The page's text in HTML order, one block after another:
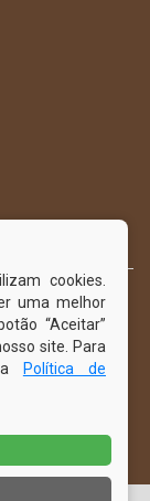
cookies.
uma melhor
“Aceitar”
site. Para
Política de